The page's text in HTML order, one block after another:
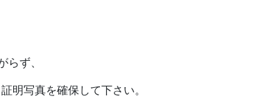
ず、
明写真を確保して下さい。